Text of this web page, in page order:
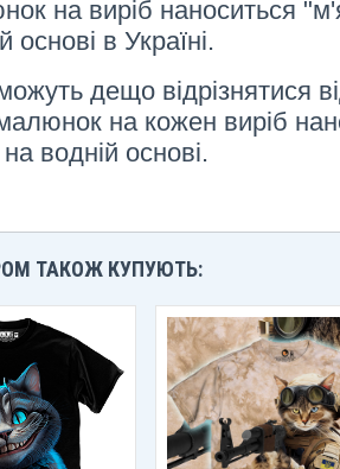
на виріб наноситься
основі в Україні.
дещо відрізнятися
на кожен виріб
водній основі.
ТАКОЖ КУПУЮТЬ: